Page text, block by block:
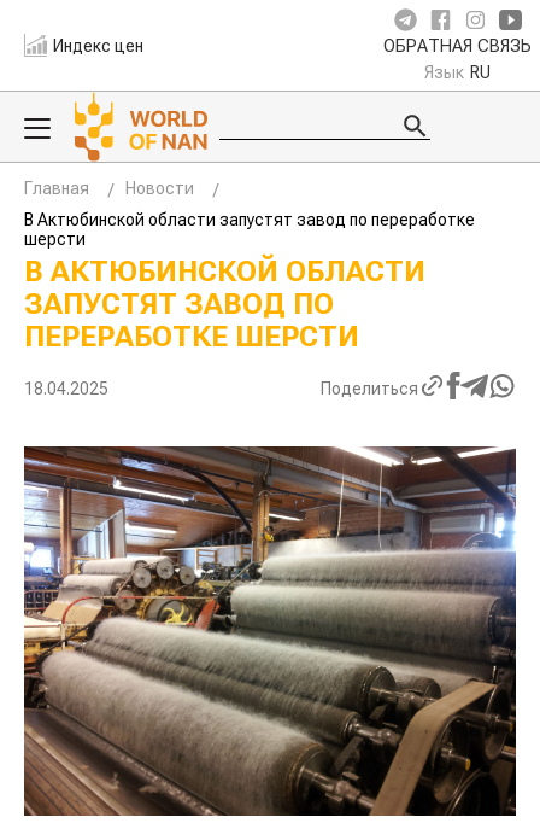
Индекс цен ОБРАТНАЯ СВЯЗЬ
Язык RU
Главная
Новости
В Актюбинской области запустят завод по переработке
шерсти
В АКТЮБИНСКОЙ ОБЛАСТИ
ЗАПУСТЯТ ЗАВОД ПО
ПЕРЕРАБОТКЕ ШЕРСТИ
18.04.2025 Поделиться